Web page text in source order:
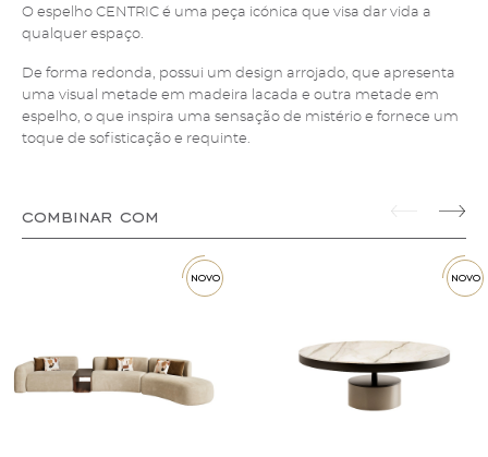
O espelho CENTRIC é uma peça icónica que visa dar vida a
qualquer espaço.
De forma redonda, possui um design arrojado, que apresenta
uma visual metade em madeira lacada e outra metade em
espelho, o que inspira uma sensação de mistério e fornece um
toque de sofisticação e requinte.
combinar com
novo novo